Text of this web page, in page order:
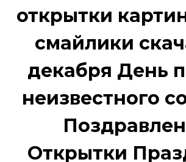
открытки
смайлики
декабря День
неизвестного
Открытки